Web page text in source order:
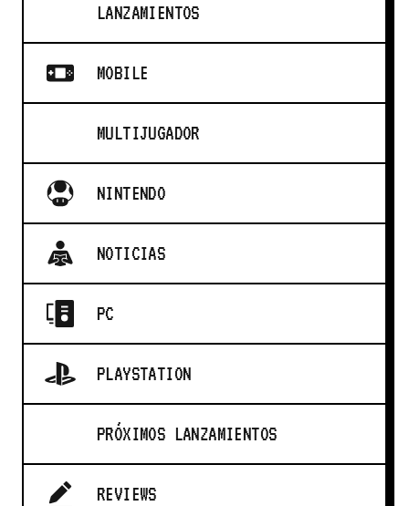
LANZAMIENTOS
MOBILE
MULTIJUGADOR
NINTENDO
NOTICIAS
PC
PLAYSTATION
PRÓXIMOS LANZAMIENTOS
REVIEWS